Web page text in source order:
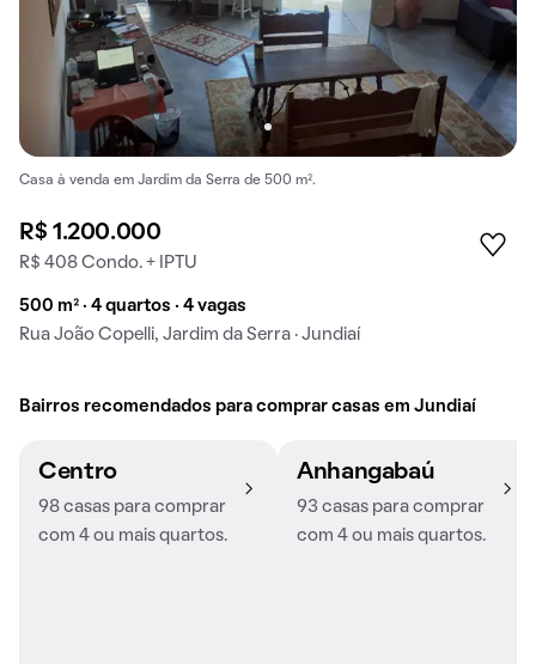
Casa à venda em Jardim da Serra de 500 m².
R$ 1.200.000
R$ 408 Condo. + IPTU
500 m² · 4 quartos · 4 vagas
Rua João Copelli, Jardim da Serra · Jundiaí
Bairros recomendados para comprar casas em Jundiaí
Centro
98 casas para comprar
com 4 ou mais quartos.
Anhangabaú
93 casas para comprar
com 4 ou mais quartos.